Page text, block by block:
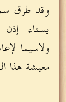
وقد طرق
يستاء
ولاسيما
معيشة هذا